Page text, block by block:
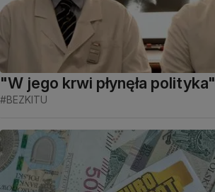
"W jego krwi płynęła polityka"
#BEZKITU